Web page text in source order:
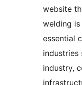
website
welding
essential
industries
industry,